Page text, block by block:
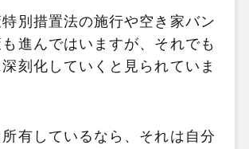
別措置法の施行や空き家バン
進んではいますが、それでも
刻化していくと見られていま
有しているなら、それは自分